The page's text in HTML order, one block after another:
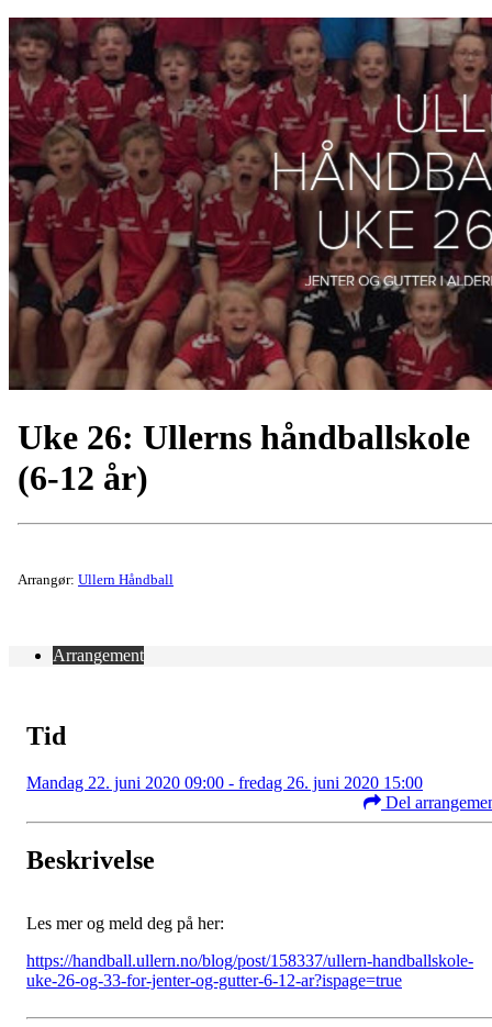
Uke 26: Ullerns håndballskole
(6-12 år)
Arrangør: Ullern Håndball
Arrangement
Tid
Mandag 22. juni 2020 09:00 - fredag 26. juni 2020 15:00
Del
Beskrivelse
Les mer og meld deg på her:
https://handball.ullern.no/blog/post/158337/ullern-handballskole-
uke-26-og-33-for-jenter-og-gutter-6-12-ar?ispage=true